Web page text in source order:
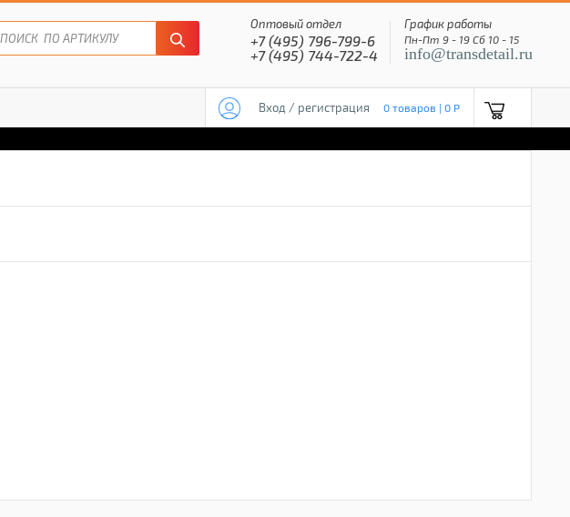
Оптовый отдел
+7 (495) 796-799-6
+7 (495) 744-722-4
График работы
Пн-Пт 9 - 19 Сб 10 - 15
info@transdetail.ru
Вход / регистрация 0 товаров | 0 P